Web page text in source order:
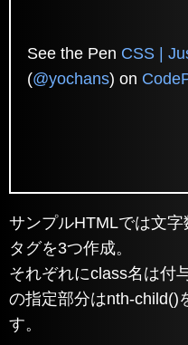
See the Pen CSS |
(@yochans) on
サンプルHTMLでは文
タグを3つ作成。
それぞれにclass名は付
の指定部分はnth-child()
す。